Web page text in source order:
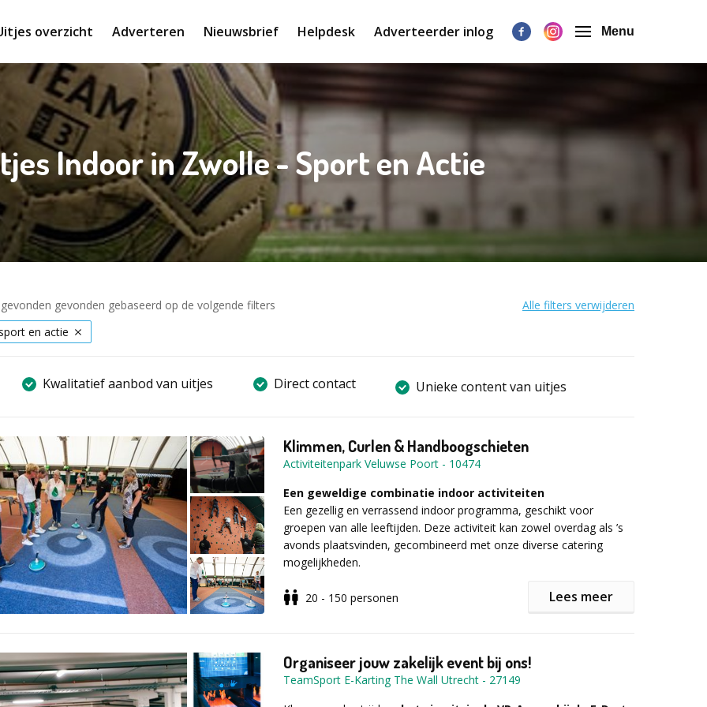
overzicht Adverteren Nieuwsbrief Helpdesk Adverteerder inlog Menu
Indoor in Zwolle - Sport en Actie
gevonden gebaseerd op de volgende filters
Alle filters verwijderen
en actie
Kwalitatief aanbod van uitjes Direct contact Unieke content van uitjes
Klimmen, Curlen & Handboogschieten
Activiteitenpark Veluwse Poort - 10474
Een geweldige combinatie indoor activiteiten
Een gezellig en verrassend indoor programma, geschikt voor
groepen van alle leeftijden. Deze activiteit kan zowel overdag als ’s
avonds plaatsvinden, gecombineerd met onze diverse catering
mogelijkheden.
curling, handboogschieten en klimmen, zal u op een aangename en
spectaculaire manier vermaken. Na een korte instructie door onze
professionele begeleiding, kunnen alle onderdelen, ongeacht leeftijd
20 - 150 personen Lees meer
Organiseer jouw zakelijk event bij ons!
TeamSport E-Karting The Wall Utrecht - 27149